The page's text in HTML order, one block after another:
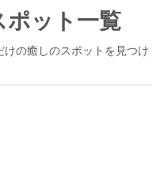
ポット一覧
の癒しのスポットを見つけ